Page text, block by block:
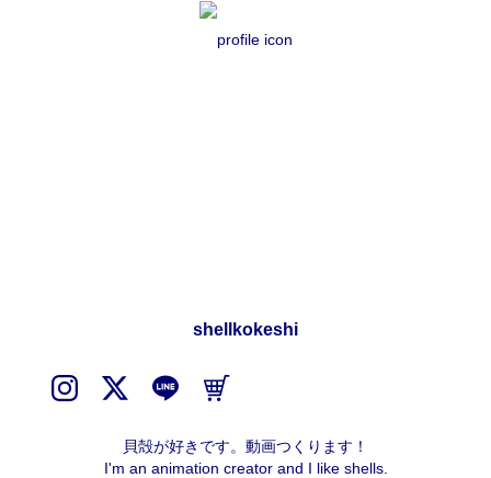
shellkokeshi
貝殻が好きです。動画つくります！
I'm an animation creator and I like shells.